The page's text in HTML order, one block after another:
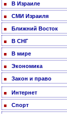
В Израиле
СМИ Израиля
Ближний Восток
В СНГ
В мире
Экономика
Закон и право
Интернет
Спорт